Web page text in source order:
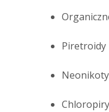
Piretroidy